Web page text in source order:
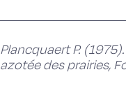
Plancquaert P.
azotée des prairies,